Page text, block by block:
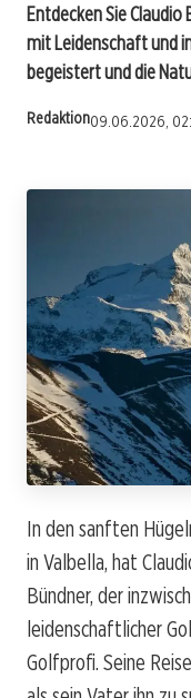
Entdecken Sie Claudio
mit Leidenschaft und
begeistert und die
Redaktion09.06.2026,
In den sanften
in Valbella, hat
Bündner, der
leidenschaftlicher
Golfprofi. Seine